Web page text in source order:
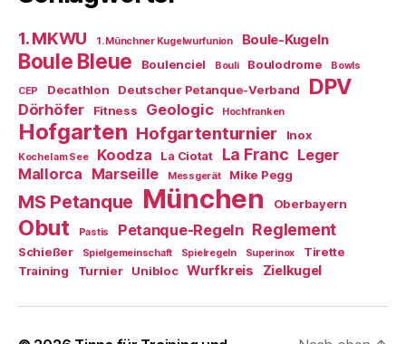
1. MKWU 1. Münchner Kugelwurfunion Boule-Kugeln
Boule Bleue Boulenciel Bouli Boulodrome Bowls
CEP Decathlon Deutscher Petanque-Verband DPV
Dörhöfer Fitness Geologic Hochfranken
Hofgarten Hofgartenturnier Inox
Kochel am See Koodza La Ciotat La Franc Leger
Mallorca Marseille Messgerät Mike Pegg
MS Petanque München Oberbayern
Obut Pastis Petanque-Regeln Reglement
Schießer Spielgemeinschaft Spielregeln Superinox
Tirette
Training
Turnier Unibloc Wurfkreis Zielkugel